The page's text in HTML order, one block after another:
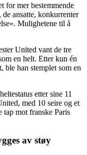
for mer bestemmende
ansatte, konkurrenter
Mulighetene til å
United vant de tre
en helt. Etter kun én
ble han stemplet som en
etter sine 11
med 10 seire og et
mot franske Paris
av støy